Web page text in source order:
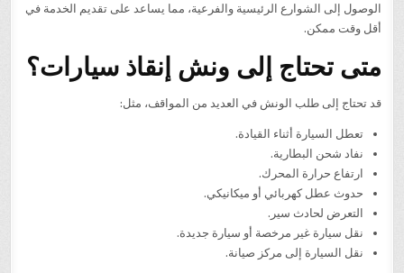
الوصول إلى الشوارع الرئيسية والفرعية، مما يساعد على تقديم الخدمة في
أقل وقت ممكن.
متى تحتاج إلى ونش إنقاذ سيارات؟
قد تحتاج إلى طلب الونش في العديد من المواقف، مثل:
تعطل السيارة أثناء القيادة.
نفاد شحن البطارية.
ارتفاع حرارة المحرك.
حدوث عطل كهربائي أو ميكانيكي.
التعرض لحادث سير.
نقل سيارة غير مرخصة أو سيارة جديدة.
نقل السيارة إلى مركز صيانة.